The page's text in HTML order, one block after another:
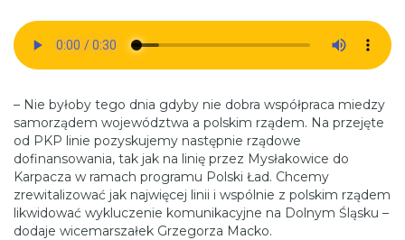
– Nie byłoby tego dnia gdyby nie dobra współpraca miedzy
samorządem województwa a polskim rządem. Na przejęte
od PKP linie pozyskujemy następnie rządowe
dofinansowania, tak jak na linię przez Mysłakowice do
Karpacza w ramach programu Polski Ład. Chcemy
zrewitalizować jak najwięcej linii i wspólnie z polskim rządem
likwidować wykluczenie komunikacyjne na Dolnym Śląsku –
dodaje wicemarszałek Grzegorza Macko.